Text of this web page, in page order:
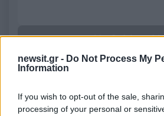
newsit.gr - Do Not Process My
Information
If you wish to opt-out of the sale,
processing of your personal or
Υποβολή
Όροι Χρήσης. Το site προστατεύεται από
Πολιτική Απορρήτου
Αθλητικά
ΖΕΛΙΚΟ